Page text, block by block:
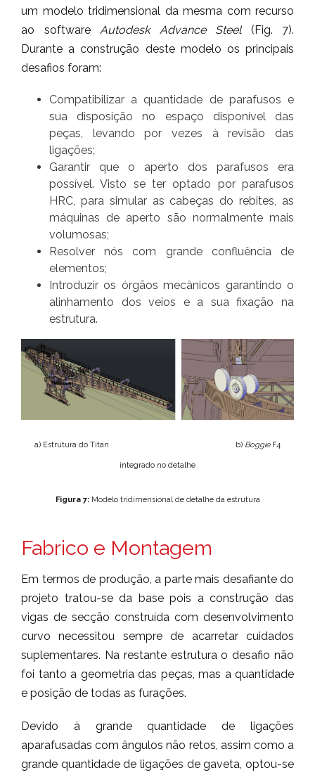
um modelo tridimensional da mesma com recurso
ao software Autodesk Advance Steel(Fig. 7).
Durante a construção deste modelo os principais
desafios foram:
Compatibilizar a quantidade de parafusos e
sua disposição no espaço disponível das
peças, levando por vezes à revisão das
ligações;
Garantir que o aperto dos parafusos era
possível. Visto se ter optado por parafusos
HRC, para simular as cabeças do rebites, as
máquinas de aperto são normalmente mais
volumosas;
Resolver nós com grande confluência de
elementos;
Introduzir os órgãos mecânicos garantindo o
alinhamento dos veios e a sua fixação na
estrutura.
a) Estrutura do Titan b) BoggieF4
integrado no detalhe
Figura 7:Modelo tridimensional de detalhe da estrutura
Fabrico e Montagem
Em termos de produção, a parte mais desafiante do
projeto tratou-se da base pois a construção das
vigas de secção construída com desenvolvimento
curvo necessitou sempre de acarretar cuidados
suplementares. Na restante estrutura o desafio não
foi tanto a geometria das peças, mas a quantidade
e posição de todas as furações.
Devido à grande quantidade de ligações
aparafusadas com ângulos não retos, assim como a
grande quantidade de ligações de gaveta, optou-se